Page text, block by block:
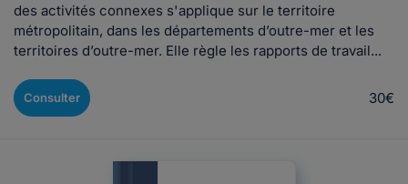
des activités connexes s'applique sur le territoire
métropolitain, dans les départements d’outre-mer et les
territoires d’outre-mer. Elle règle les rapports de travail...
Consulter 30€